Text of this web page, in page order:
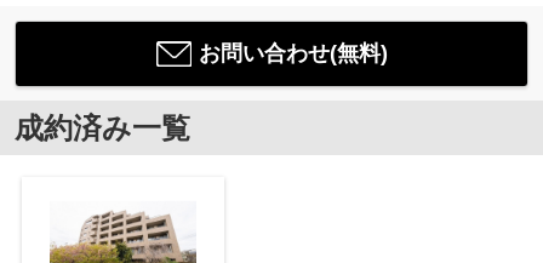
お問い合わせ(無料)
成約済み一覧